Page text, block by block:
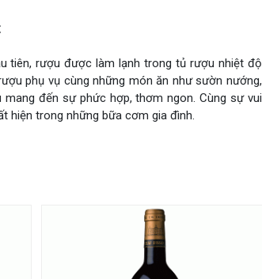
tiên, rượu được làm lạnh trong tủ rượu nhiệt độ
phụ vụ cùng những món ăn như sườn nướng,
đến sự phức hợp, thơm ngon. Cùng sự vui
hiện trong những bữa cơm gia đình.